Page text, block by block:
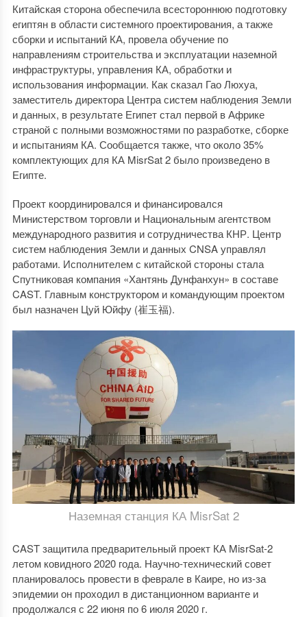
Китайская сторона обеспечила всестороннюю подготовку
египтян в области системного проектирования, а также
сборки и испытаний КА, провела обучение по
направлениям строительства и эксплуатации наземной
инфраструктуры, управления КА, обработки и
использования информации. Как сказал Гао Люхуа,
заместитель директора Центра систем наблюдения Земли
и данных, в результате Египет стал первой в Африке
страной с полными возможностями по разработке, сборке
и испытаниям КА. Сообщается также, что около 35%
комплектующих для КА MisrSat 2 было произведено в
Египте.
Проект координировался и финансировался
Министерством торговли и Национальным агентством
международного развития и сотрудничества КНР. Центр
систем наблюдения Земли и данных CNSA управлял
работами. Исполнителем с китайской стороны стала
Спутниковая компания «Хантянь Дунфанхун» в составе
CAST. Главным конструктором и командующим проектом
был назначен Цуй Юйфу (崔玉福).
Наземная станция КА MisrSat 2
CAST защитила предварительный проект КА MisrSat-2
летом ковидного 2020 года. Научно-технический совет
планировалось провести в феврале в Каире, но из-за
эпидемии он проходил в дистанционном варианте и
продолжался с 22 июня по 6 июля 2020 г.